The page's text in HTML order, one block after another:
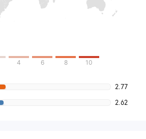
4 6 8 10
2.77
2.62